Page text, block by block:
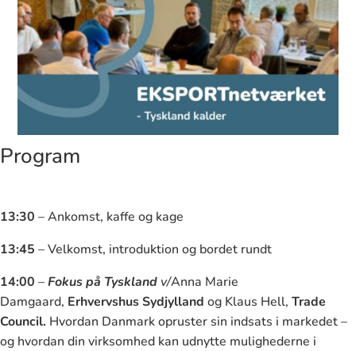
Program
13:30 – Ankomst, kaffe og kage
13:45 – Velkomst, introduktion og bordet rundt
14:00 –Fokus på Tyskland v/Anna Marie
Damgaard, Erhvervshus Sydjylland og Klaus Hell, Trade
Council. Hvordan Danmark opruster sin indsats i markedet –
og hvordan din virksomhed kan udnytte mulighederne i